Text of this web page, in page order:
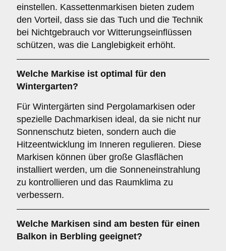
einstellen. Kassettenmarkisen bieten zudem
den Vorteil, dass sie das Tuch und die Technik
bei Nichtgebrauch vor Witterungseinflüssen
schützen, was die Langlebigkeit erhöht.
Welche Markise ist optimal für den
Wintergarten?
Für Wintergärten sind Pergolamarkisen oder
spezielle Dachmarkisen ideal, da sie nicht nur
Sonnenschutz bieten, sondern auch die
Hitzeentwicklung im Inneren regulieren. Diese
Markisen können über große Glasflächen
installiert werden, um die Sonneneinstrahlung
zu kontrollieren und das Raumklima zu
verbessern.
Welche Markisen sind am besten für einen
Balkon in Berbling geeignet?